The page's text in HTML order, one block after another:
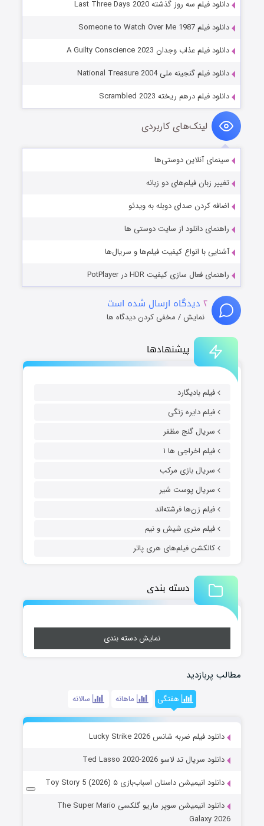
پیشنهادها
فیلم بادیگارد
فیلم دایره زنگی
سریال گنج مظفر
فیلم اخراجی ها ۱
سریال بازی مرکب
سریال پوست شیر
فیلم زن‌ها فرشته‌اند
فیلم متری شیش و نیم
کالکشن فیلم‌های هری پاتر
دسته بندی
نمایش دسته بندی
مطالب پربازدید
هفتگی ماهانه سالانه
دانلود فیلم ضربه شانس Lucky Strike 2026
دانلود سریال تد لاسو Ted Lasso 2020-2026
دانلود انیمیشن داستان اسباب‌بازی ۵ Toy Story 5 (2026)
دانلود انیمیشن سوپر ماریو گلکسی The Super Mario
Galaxy 2026
دانلود فیلم سه روز گذشته Last Three Days 2020
دانلود فیلم Someone to Watch Over Me 1987
دانلود فیلم عذاب وجدان A Guilty Conscience 2023
دانلود فیلم گنجینه ملی National Treasure 2004
دانلود فیلم درهم ریخته Scrambled 2023
لینک‌های کاربردی
سینمای آنلاین دوستی‌ها
تغییر زبان فیلم‌های دو زبانه
اضافه کردن صدای دوبله به ویدئو
راهنمای دانلود از سایت دوستی ها
آشنایی با انواع کیفیت فیلم‌ها و سریال‌ها
راهنمای فعال سازی کیفیت HDR در PotPlayer
۲ دیدگاه ارسال شده است
نمایش / مخفی کردن دیدگاه ها